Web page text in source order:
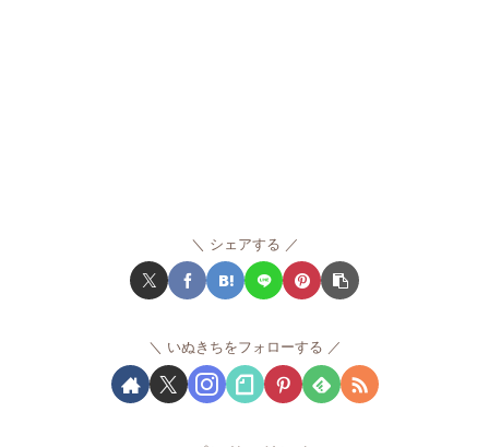
シェアする
いぬきちをフォローする